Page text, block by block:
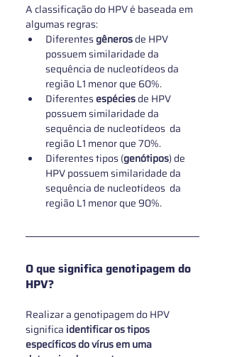
A classificação do HPV é baseada em
algumas regras:
Diferentes gêneros de HPV
possuem similaridade da
sequência de nucleotídeos da
região L1 menor que 60%.
Diferentes espécies de HPV
possuem similaridade da
sequência de nucleotídeos  da
região L1 menor que 70%.
Diferentes tipos (genótipos) de
HPV possuem similaridade da
sequência de nucleotídeos  da
região L1 menor que 90%.
O que significa genotipagem do
HPV?
Realizar a genotipagem do HPV
significa identificar os tipos
específicos do vírus em uma